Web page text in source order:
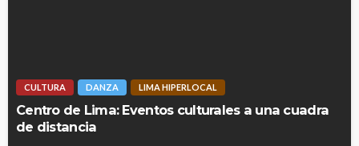
CULTURA DANZA LIMA HIPERLOCAL
Centro de Lima: Eventos culturales a una cuadra
de distancia